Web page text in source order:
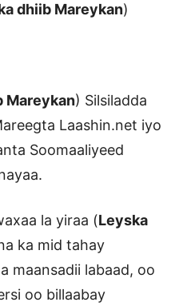
dhiib Mareykan)
Mareykan) Silsiladda
Laashin.net iyo
Soomaaliyeed
la yiraa (Leyska
ka mid tahay
maansadii labaad, oo
oo billaabay